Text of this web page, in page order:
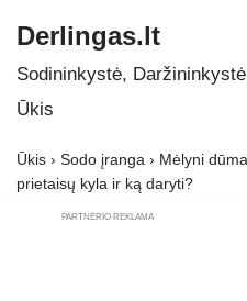
Skip
to
Derlingas.lt
Sodininkystė,
Ūkis
Ūkis › Sodo įranga › Mėlyni
prietaisų kyla ir ką daryti?
PARTNERIO REKLAMA